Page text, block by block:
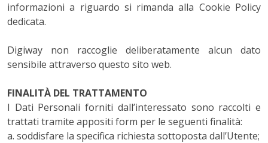
informazioni a riguardo si rimanda alla Cookie Policy
dedicata.
Digiway non raccoglie deliberatamente alcun dato
sensibile attraverso questo sito web.
FINALITÀ DEL TRATTAMENTO
I Dati Personali forniti dall’interessato sono raccolti e
trattati tramite appositi form per le seguenti finalità:
a. soddisfare la specifica richiesta sottoposta dall’Utente;